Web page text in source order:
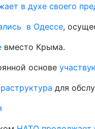
в духе своего
в Одессе,
вместо Крыма.
основе
для